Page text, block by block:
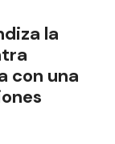
la
con una